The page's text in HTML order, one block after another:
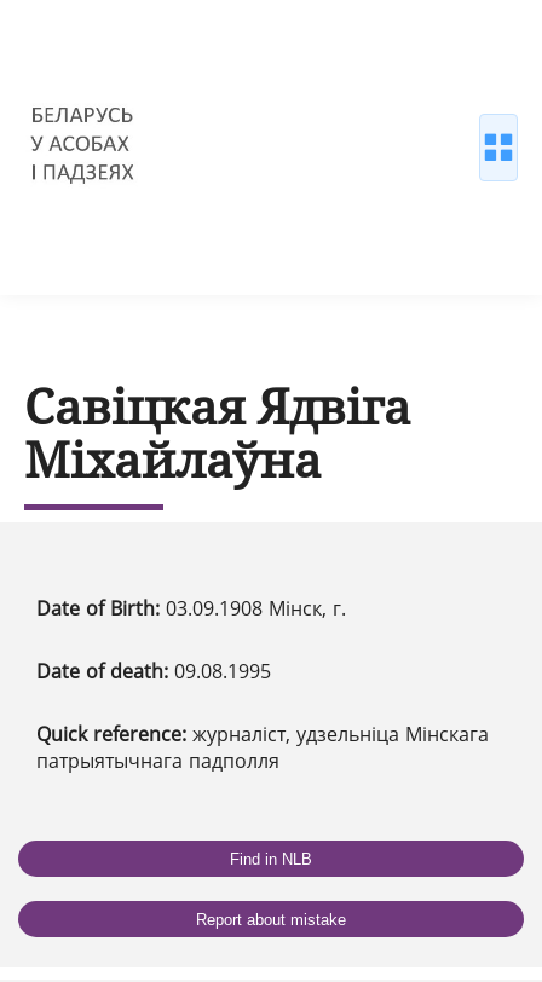
Савіцкая Ядвіга
Міхайлаўна
Date of Birth: 03.09.1908 Мінск, г.
Date of death: 09.08.1995
Quick reference: журналіст, удзельніца Мінскага
патрыятычнага падполля
Find in NLB
Report about mistake